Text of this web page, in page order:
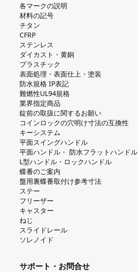
各マークの説明
材料の記号
チタン
CFRP
ステンレス
ダイカスト・⻩銅
プラスチック
表面処理・表面仕上・塗装
防⽔規格 IP表記
難燃性UL94規格
業界指定商品
錠前の取扱に関するお願い
コインロックの⽳明け⼨法の互換性
キーシステム
平⾯スイングハンドル
平⾯ハンドル・ 防⽔フラットハンドル
L型ハンドル・ロックハンドル
蝶番のご案内
盤⽤裏蝶番取付け参考⼨法
ステー
フリーザー
キャスター
ねじ
スライドレール
ソレノイド
サポート・お問合せ